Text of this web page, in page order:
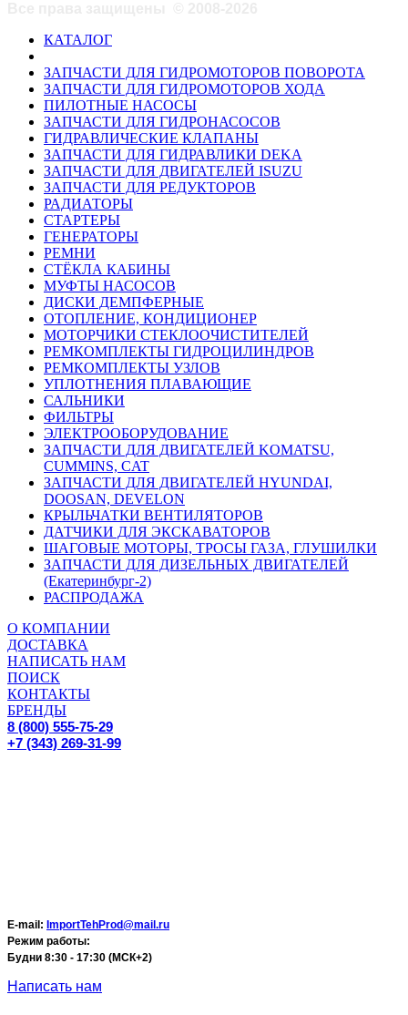
КАТАЛОГ
ЗАПЧАСТИ ДЛЯ ГИДРОМОТОРОВ ПОВОРОТА
ЗАПЧАСТИ ДЛЯ ГИДРОМОТОРОВ ХОДА
ПИЛОТНЫЕ НАСОСЫ
ЗАПЧАСТИ ДЛЯ ГИДРОНАСОСОВ
ГИДРАВЛИЧЕСКИЕ КЛАПАНЫ
ЗАПЧАСТИ ДЛЯ ГИДРАВЛИКИ DEKA
ЗАПЧАСТИ ДЛЯ ДВИГАТЕЛЕЙ ISUZU
ЗАПЧАСТИ ДЛЯ РЕДУКТОРОВ
РАДИАТОРЫ
СТАРТЕРЫ
ГЕНЕРАТОРЫ
РЕМНИ
СТЁКЛА КАБИНЫ
МУФТЫ НАСОСОВ
ДИСКИ ДЕМПФЕРНЫЕ
ОТОПЛЕНИЕ, КОНДИЦИОНЕР
МОТОРЧИКИ СТЕКЛООЧИСТИТЕЛЕЙ
РЕМКОМПЛЕКТЫ ГИДРОЦИЛИНДРОВ
РЕМКОМПЛЕКТЫ УЗЛОВ
УПЛОТНЕНИЯ ПЛАВАЮЩИЕ
САЛЬНИКИ
ФИЛЬТРЫ
ЭЛЕКТРООБОРУДОВАНИЕ
ЗАПЧАСТИ ДЛЯ ДВИГАТЕЛЕЙ KOMATSU,
CUMMINS, CAT
ЗАПЧАСТИ ДЛЯ ДВИГАТЕЛЕЙ HYUNDAI,
DOOSAN, DEVELON
КРЫЛЬЧАТКИ ВЕНТИЛЯТОРОВ
ДАТЧИКИ ДЛЯ ЭКСКАВАТОРОВ
ШАГОВЫЕ МОТОРЫ, ТРОСЫ ГАЗА, ГЛУШИЛКИ
ЗАПЧАСТИ ДЛЯ ДИЗЕЛЬНЫХ ДВИГАТЕЛЕЙ
(Екатеринбург-2)
РАСПРОДАЖА
О КОМПАНИИ
ДОСТАВКА
НАПИСАТЬ НАМ
ПОИСК
КОНТАКТЫ
БРЕНДЫ
8 (800) 555-75-29
+7 (343) 269-31-99
E-mail: ImportTehProd@mail.ru
Режим работы:
Будни 8:30 - 17:30 (МСК+2)
Написать нам